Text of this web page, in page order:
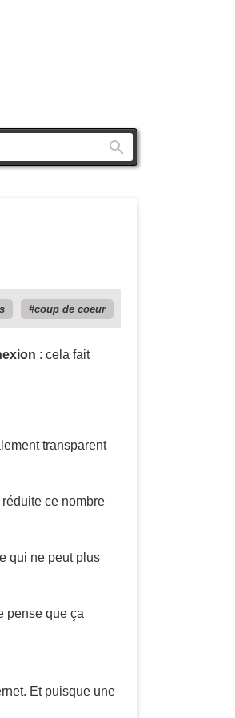
coup de coeur
: cela fait
transparent
ce nombre
qui ne peut plus
pense que ça
Et puisque une